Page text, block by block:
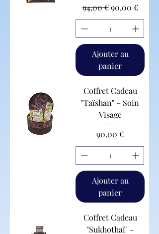
Prix original
94,00 € Prix
90,00 €
Ajouter au
panier
Coffret Cadeau
"Taïshan" – Soin
Visage
Prix
90,00 €
Ajouter au
panier
Coffret Cadeau
"Sukhothaï" -